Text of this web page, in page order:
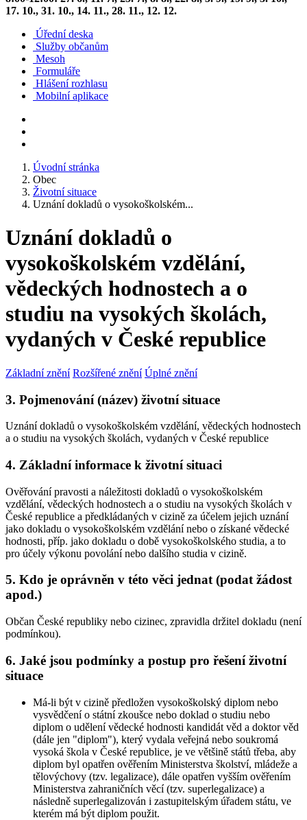
17. 10., 31. 10., 14. 11., 28. 11., 12. 12.
Úřední deska
Služby občanům
Mesoh
Formuláře
Hlášení rozhlasu
Mobilní aplikace
Úvodní stránka
Obec
Životní situace
Uznání dokladů o vysokoškolském...
Uznání dokladů o
vysokoškolském vzdělání,
vědeckých hodnostech a o
studiu na vysokých školách,
vydaných v České republice
Základní znění Rozšířené znění Úplné znění
3. Pojmenování (název) životní situace
Uznání dokladů o vysokoškolském vzdělání, vědeckých hodnostech
a o studiu na vysokých školách, vydaných v České republice
4. Základní informace k životní situaci
Ověřování pravosti a náležitosti dokladů o vysokoškolském
vzdělání, vědeckých hodnostech a o studiu na vysokých školách v
České republice a předkládaných v cizině za účelem jejich uznání
jako dokladu o vysokoškolském vzdělání nebo o získané vědecké
hodnosti, příp. jako dokladu o době vysokoškolského studia, a to
pro účely výkonu povolání nebo dalšího studia v cizině.
5. Kdo je oprávněn v této věci jednat (podat žádost
apod.)
Občan České republiky nebo cizinec, zpravidla držitel dokladu (není
podmínkou).
6. Jaké jsou podmínky a postup pro řešení životní
situace
Má-li být v cizině předložen vysokoškolský diplom nebo
vysvědčení o státní zkoušce nebo doklad o studiu nebo
diplom o udělení vědecké hodnosti kandidát věd a doktor věd
(dále jen "diplom"), který vydala veřejná nebo soukromá
vysoká škola v České republice, je ve většině států třeba, aby
diplom byl opatřen ověřením Ministerstva školství, mládeže a
tělovýchovy (tzv. legalizace), dále opatřen vyšším ověřením
Ministerstva zahraničních věcí (tzv. superlegalizace) a
následně superlegalizován i zastupitelským úřadem státu, ve
kterém má být diplom použit.